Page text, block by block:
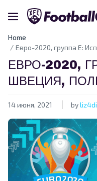
Home
Евро-2020, группа E:
ЕВРО-2020,
ШВЕЦИЯ,
14 июня, 2021 by